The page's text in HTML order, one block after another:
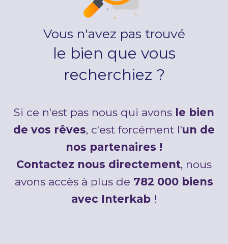
Vous n'avez pas trouvé
le bien que vous
recherchiez ?
Si ce n'est pas nous qui avons le bien
de vos rêves, c'est forcément l'un de
nos partenaires !
Contactez nous directement, nous
avons accès à plus de 782 000 biens
avec Interkab !